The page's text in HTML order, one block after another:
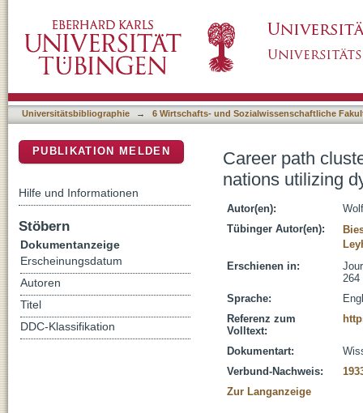
warping
Universitätsbibliographie → 6 Wirtschafts- und Sozialwissenschaftliche
Career path
nations utilizing
Autor(en):
Tübinger Autor(en):
Erschienen in:
264
Sprache:
Referenz zum
Volltext:
Dokumentart:
Verbund-Nachweis:
Zur Langanzeige
PUBLIKATION MELDEN
Hilfe und Informationen
Stöbern
Dokumentanzeige
Erscheinungsdatum
Autoren
Titel
DDC-Klassifikation